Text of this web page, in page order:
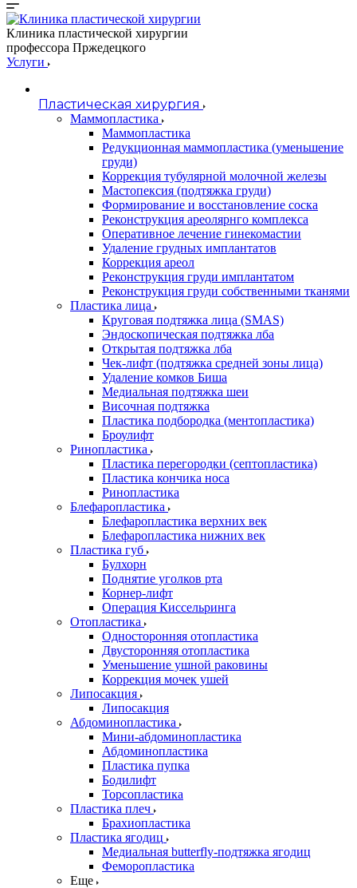
Клиника пластической хирургии
профессора Пржедецкого
Услуги
Пластическая хирургия
Маммопластика
Маммопластика
Редукционная маммопластика (уменьшение
груди)
Коррекция тубулярной молочной железы
Мастопексия (подтяжка груди)
Формирование и восстановление соска
Реконструкция ареолярнго комплекса
Оперативное лечение гинекомастии
Удаление грудных имплантатов
Коррекция ареол
Реконструкция груди имплантатом
Реконструкция груди собственными тканями
Пластика лица
Круговая подтяжка лица (SMAS)
Эндоскопическая подтяжка лба
Открытая подтяжка лба
Чек-лифт (подтяжка средней зоны лица)
Удаление комков Биша
Медиальная подтяжка шеи
Височная подтяжка
Пластика подбородка (ментопластика)
Броулифт
Ринопластика
Пластика перегородки (септопластика)
Пластика кончика носа
Ринопластика
Блефаропластика
Блефаропластика верхних век
Блефаропластика нижних век
Пластика губ
Булхорн
Поднятие уголков рта
Корнер-лифт
Операция Киссельринга
Oтопластика
Односторонняя отопластика
Двусторонняя отопластика
Уменьшение ушной раковины
Коррекция мочек ушей
Липосакция
Липосакция
Абдоминопластика
Мини-абдоминопластика
Абдоминопластика
Пластика пупка
Бодилифт
Торсопластика
Пластика плеч
Брахиопластика
Пластика ягодиц
Медиальная butterfly-подтяжка ягодиц
Феморопластика
Еще